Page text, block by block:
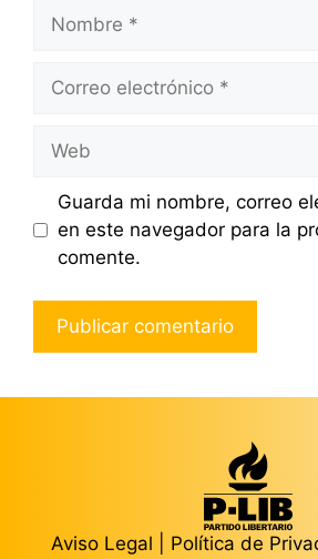
Nombre
Correo
Web
Guarda mi nombre, correo
en este navegador para la
comente.
Aviso Legal Política de